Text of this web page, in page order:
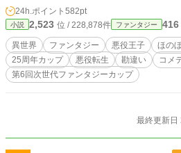
――でも、5歳の頭と体じゃ
されて、勘違いで空回りし
ワアワ。 それでも、ぼくは諦めない。 だって、絶対の絶対に
死にたくないからっ！ 原作とはちょっと違う王子様たち、な
んかびっくりな王様。 健気に奮闘する(ポンコツ)王子と、見
守る人たち。 どうにか生き
24h.ポイント 582pt
小説 2,523 位 / 228,878件 ファンタジー 416
異世界 ファンタジー 悪役王子 ほの
25周年カップ
悪役転生 勘違い
コメ
第6回次世代ファンタジーカップ
最終更新日